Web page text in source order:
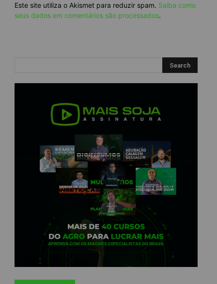
Este site utiliza o Akismet para reduzir spam. Saiba como
seus dados em comentários são processados.